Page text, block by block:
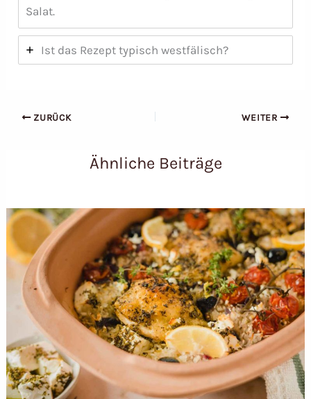
Salat.
Ist das Rezept typisch westfälisch?
ZURÜCK WEITER
Ähnliche Beiträge